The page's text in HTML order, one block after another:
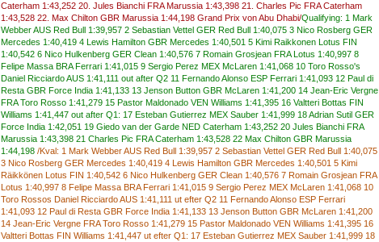
Caterham 1:43,252 20. Jules Bianchi FRA Marussia 1:43,398 21. Charles Pic FRA Caterham
1:43,528 22. Max Chilton GBR Marussia 1:44,198 Grand Prix von Abu Dhabi/Qualifying: 1 Mark
WebberAUS Red Bull 1:39,957 2 Sebastian Vettel GER Red Bull 1:40,075 3 Nico Rosberg GER
Mercedes 1:40,419 4 Lewis Hamilton GBR Mercedes 1:40,501 5 Kimi Raikkonen Lotus FIN
1:40,542 6 Nico Hulkenberg GER Clean 1:40,576 7 Romain Grosjean FRA Lotus 1:40,997 8
Felipe Massa BRA Ferrari 1:41,015 9 Sergio Perez MEX McLaren 1:41,068 10 Toro Rosso's
Daniel RicciardoAUS 1:41,111 out after Q2 11 FernandoAlonso ESP Ferrari 1:41,093 12 Paul di
Resta GBR Force India 1:41,133 13 Jenson Button GBR McLaren 1:41,200 14 Jean-Eric Vergne
FRA Toro Rosso 1:41,279 15 Pastor Maldonado VEN Williams 1:41,395 16 Valtteri Bottas FIN
Williams 1:41,447 out after Q1 : 17 Esteban Gutierrez MEX Sauber 1:41,999 18Adrian Sutil GER
Force India 1:42,051 19 Giedo van der Garde NED Caterham 1:43,252 20 Jules Bianchi FRA
Marussia 1:43,398 21 Charles Pic FRA Caterham 1:43,528 22 Max Chilton GBR Marussia
1:44,198 /Kval: 1 Mark WebberAUS Red Bull 1:39,957 2 Sebastian Vettel GER Red Bull 1:40,075
3 Nico Rosberg GER Mercedes 1:40,419 4 Lewis Hamilton GBR Mercedes 1:40,501 5 Kimi
Räikkönen Lotus FIN 1:40,542 6 Nico Hulkenberg GER Clean 1:40,576 7 Romain Grosjean FRA
Lotus 1:40,997 8 Felipe Massa BRA Ferrari 1:41,015 9 Sergio Perez MEX McLaren 1:41,068 10
Toro Rossos Daniel RicciardoAUS 1:41,111 ut efter Q2 11 FernandoAlonso ESP Ferrari
1:41,093 12 Paul di Resta GBR Force India 1:41,133 13 Jenson Button GBR McLaren 1:41,200
14 Jean-Eric Vergne FRA Toro Rosso 1:41,279 15 Pastor Maldonado VEN Williams 1:41,395 16
Valtteri Bottas FIN Williams 1:41,447 ut efter Q1 : 17 Esteban Gutierrez MEX Sauber 1:41,999 18